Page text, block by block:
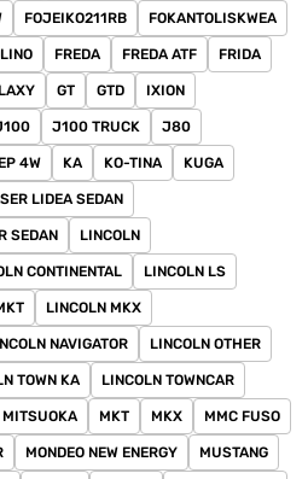
FOJEIKO211RB FOKANTOLISKWEA
FREDA FREDA ATF FRIDA
GT GTD IXION
J100 TRUCK J80
4W KA KO-TINA KUGA
LIDEA SEDAN
SEDAN LINCOLN
CONTINENTAL LINCOLN LS
LINCOLN MKX
NAVIGATOR LINCOLN OTHER
TOWN KA LINCOLN TOWNCAR
MITSUOKA MKT MKX MMC FUSO
MONDEO NEW ENERGY MUSTANG